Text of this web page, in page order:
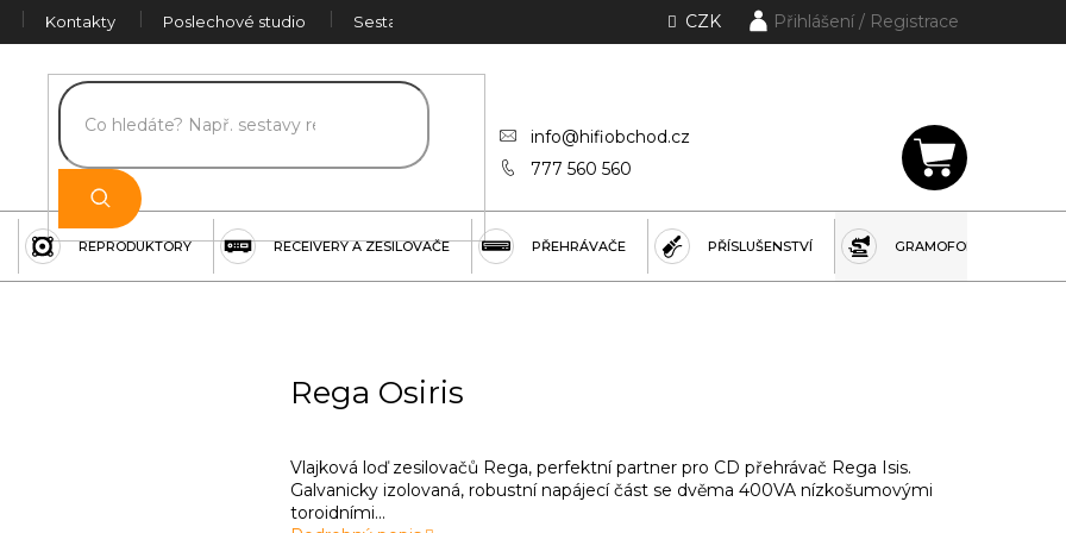
Kontakty Poslechové studio Sestava na míru CZK Přihlášení
info@hifiobchod.cz
777 560 560
NÁKUPNÍ
REPRODUKTORY RECEIVERY A ZESILOVAČE PŘEHRÁVAČE PŘÍSLUŠENSTVÍ GRAMOFONY
Rega Osiris
Vlajková loď zesilovačů Rega, perfektní partner pro CD přehrávač Rega Isis.
Galvanicky izolovaná, robustní napájecí část se dvěma 400VA nízkošumovými
toroidními...